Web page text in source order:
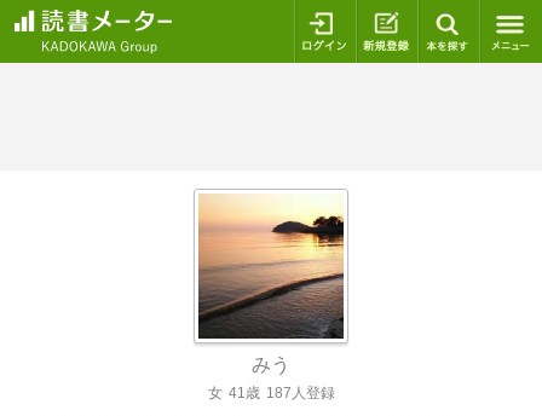
ログイン 新規登録
みう
女 41歳 187人登録